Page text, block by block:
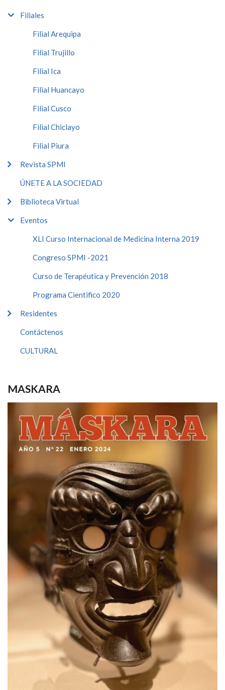
Filiales
Filial Arequipa
Filial Trujillo
Filial Ica
Filial Huancayo
Filial Cusco
Filial Chiclayo
Filial Piura
Revista SPMI
ÚNETE A LA SOCIEDAD
Biblioteca Virtual
Eventos
XLI Curso Internacional de Medicina Interna 2019
Congreso SPMI -2021
Curso de Terapéutica y Prevención 2018
Programa Cientifico 2020
Residentes
Contáctenos
CULTURAL
MASKARA